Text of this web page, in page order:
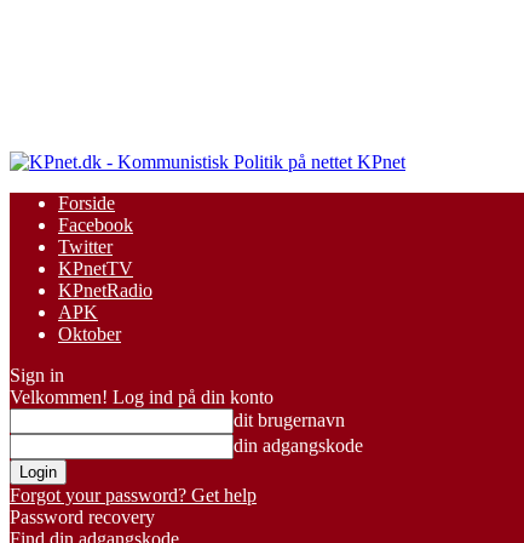
KPnet
Forside
Facebook
Twitter
KPnetTV
KPnetRadio
APK
Oktober
Sign in
Velkommen! Log ind på din konto
dit brugernavn
din adgangskode
Forgot your password? Get help
Password recovery
Find din adgangskode